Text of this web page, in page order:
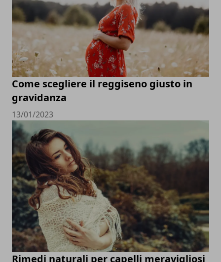
Come scegliere il reggiseno giusto in
gravidanza
13/01/2023
Rimedi naturali per capelli meravigliosi